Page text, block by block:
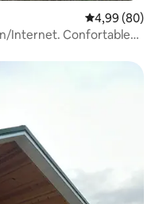
Évaluation
4,99 (80)
Internet. Confortable
appréciés